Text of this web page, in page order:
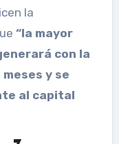
la
“la mayor
con la
y se
al capital